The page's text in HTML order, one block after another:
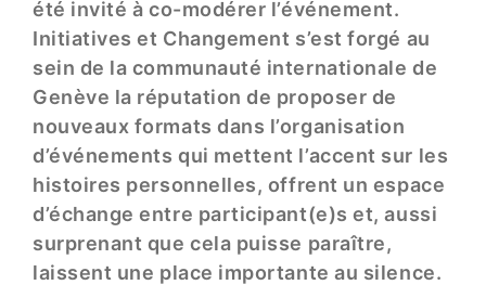
été invité à co-modérer l’événement.
Initiatives et Changement s’est forgé au
sein de la communauté internationale de
Genève la réputation de proposer de
nouveaux formats dans l’organisation
d’événements qui mettent l’accent sur les
histoires personnelles, offrent un espace
d’échange entre participant(e)s et, aussi
surprenant que cela puisse paraître,
laissent une place importante au silence.